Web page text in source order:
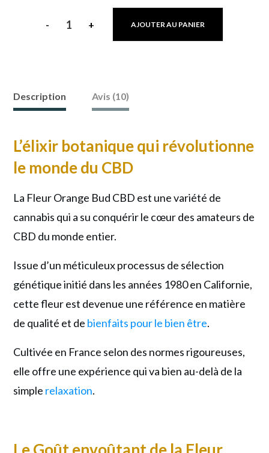
-
quantité
Orange
Bud
-
Une
d'Arômes
Bienfaits
+ AJOUTER AU PANIER
Description Avis (10)
L’élixir botanique qui révolutionne
le monde du CBD
La Fleur Orange Bud CBD est une variété de
cannabis qui a su conquérir le cœur des amateurs de
CBD du monde entier.
Issue d’un méticuleux processus de sélection
génétique initié dans les années 1980 en Californie,
cette fleur est devenue une référence en matière
de qualité et de bienfaits pour le bien être.
Cultivée en France selon des normes rigoureuses,
elle offre une expérience qui va bien au-delà de la
simple relaxation.